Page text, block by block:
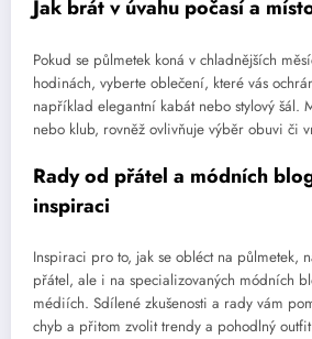
Jak brát v úvahu počasí a
Pokud se půlmetek koná v chladnějších
hodinách, vyberte oblečení, které vás
například elegantní kabát nebo stylový šál.
nebo klub, rovněž ovlivňuje výběr obuvi či
Rady od přátel a módních
inspiraci
Inspiraci pro to, jak se obléct na půlmetek,
přátel, ale i na specializovaných módních
médiích. Sdílené zkušenosti a rady vám
chyb a přitom zvolit trendy a pohodlný